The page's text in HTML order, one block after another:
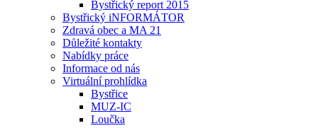
Bystřický report 2015
Bystřický iNFORMÁTOR
Zdravá obec a MA 21
Důležité kontakty
Nabídky práce
Informace od nás
Virtuální prohlídka
Bystřice
MUZ-IC
Loučka